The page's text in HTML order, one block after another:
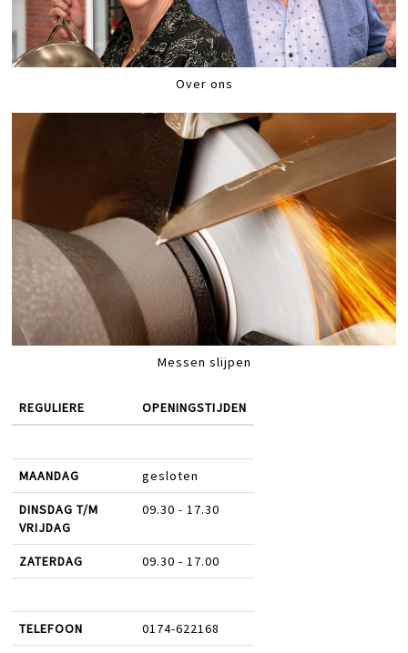
Over ons
Messen slijpen
REGULIERE OPENINGSTIJDEN
MAANDAG gesloten
DINSDAG T/M
VRIJDAG
09.30 - 17.30
ZATERDAG 09.30 - 17.00
TELEFOON 0174-622168